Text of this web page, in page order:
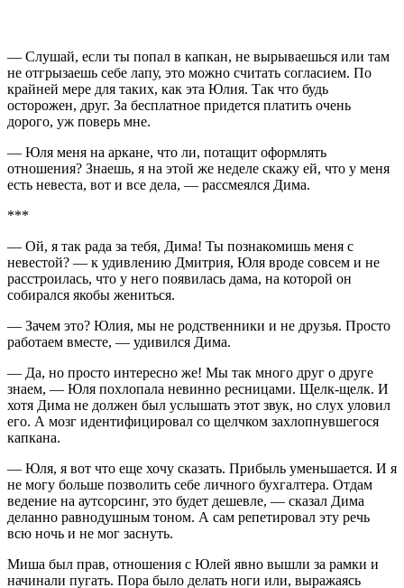
— Слушай, если ты попал в капкан, не вырываешься или там
не отгрызаешь себе лапу, это можно считать согласием. По
крайней мере для таких, как эта Юлия. Так что будь
осторожен, друг. За бесплатное придется платить очень
дорого, уж поверь мне.
— Юля меня на аркане, что ли, потащит оформлять
отношения? Знаешь, я на этой же неделе скажу ей, что у меня
есть невеста, вот и все дела, — рассмеялся Дима.
***
— Ой, я так рада за тебя, Дима! Ты познакомишь меня с
невестой? — к удивлению Дмитрия, Юля вроде совсем и не
расстроилась, что у него появилась дама, на которой он
собирался якобы жениться.
— Зачем это? Юлия, мы не родственники и не друзья. Просто
работаем вместе, — удивился Дима.
— Да, но просто интересно же! Мы так много друг о друге
знаем, — Юля похлопала невинно ресницами. Щелк-щелк. И
хотя Дима не должен был услышать этот звук, но слух уловил
его. А мозг идентифицировал со щелчком захлопнувшегося
капкана.
— Юля, я вот что еще хочу сказать. Прибыль уменьшается. И я
не могу больше позволить себе личного бухгалтера. Отдам
ведение на аутсорсинг, это будет дешевле, — сказал Дима
деланно равнодушным тоном. А сам репетировал эту речь
всю ночь и не мог заснуть.
Миша был прав, отношения с Юлей явно вышли за рамки и
начинали пугать. Пора было делать ноги или, выражаясь